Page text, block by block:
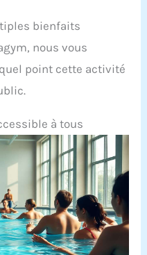
bienfaits
nous vous
point cette activité
à tous